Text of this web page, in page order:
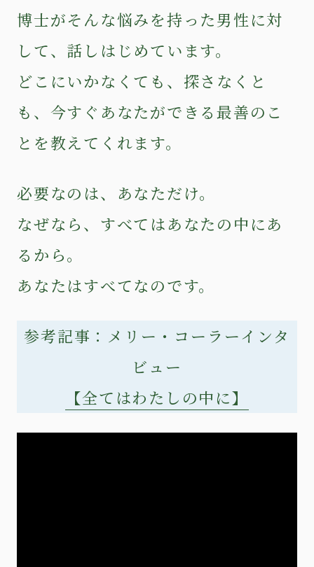
博士がそんな悩みを持った男性に対
して、話しはじめています。
どこにいかなくても、探さなくと
も、今すぐあなたができる最善のこ
とを教えてくれます。
必要なのは、あなただけ。
なぜなら、すべてはあなたの中にあ
るから。
あなたはすべてなのです。
参考記事：メリー・コーラーインタ
ビュー
【全てはわたしの中に】